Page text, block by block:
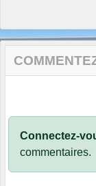
Connectez-
commentaires.